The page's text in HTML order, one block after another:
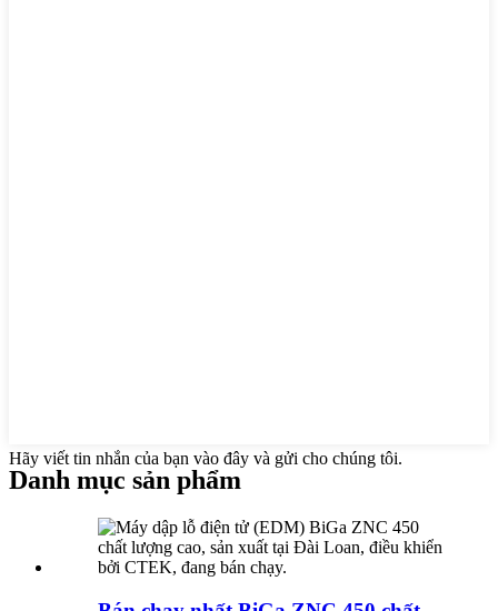
Hãy viết tin nhắn của bạn vào đây và gửi cho chúng tôi.
Danh mục sản phẩm